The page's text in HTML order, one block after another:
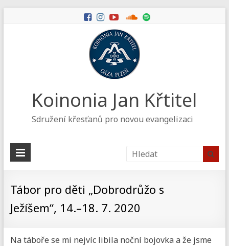
Koinonia Jan Křtitel
Sdružení křesťanů pro novou evangelizaci
Tábor pro děti „Dobrodrůžo s
Ježíšem“, 14.–18. 7. 2020
Na táboře se mi nejvíc libila noční bojovka a že jsme